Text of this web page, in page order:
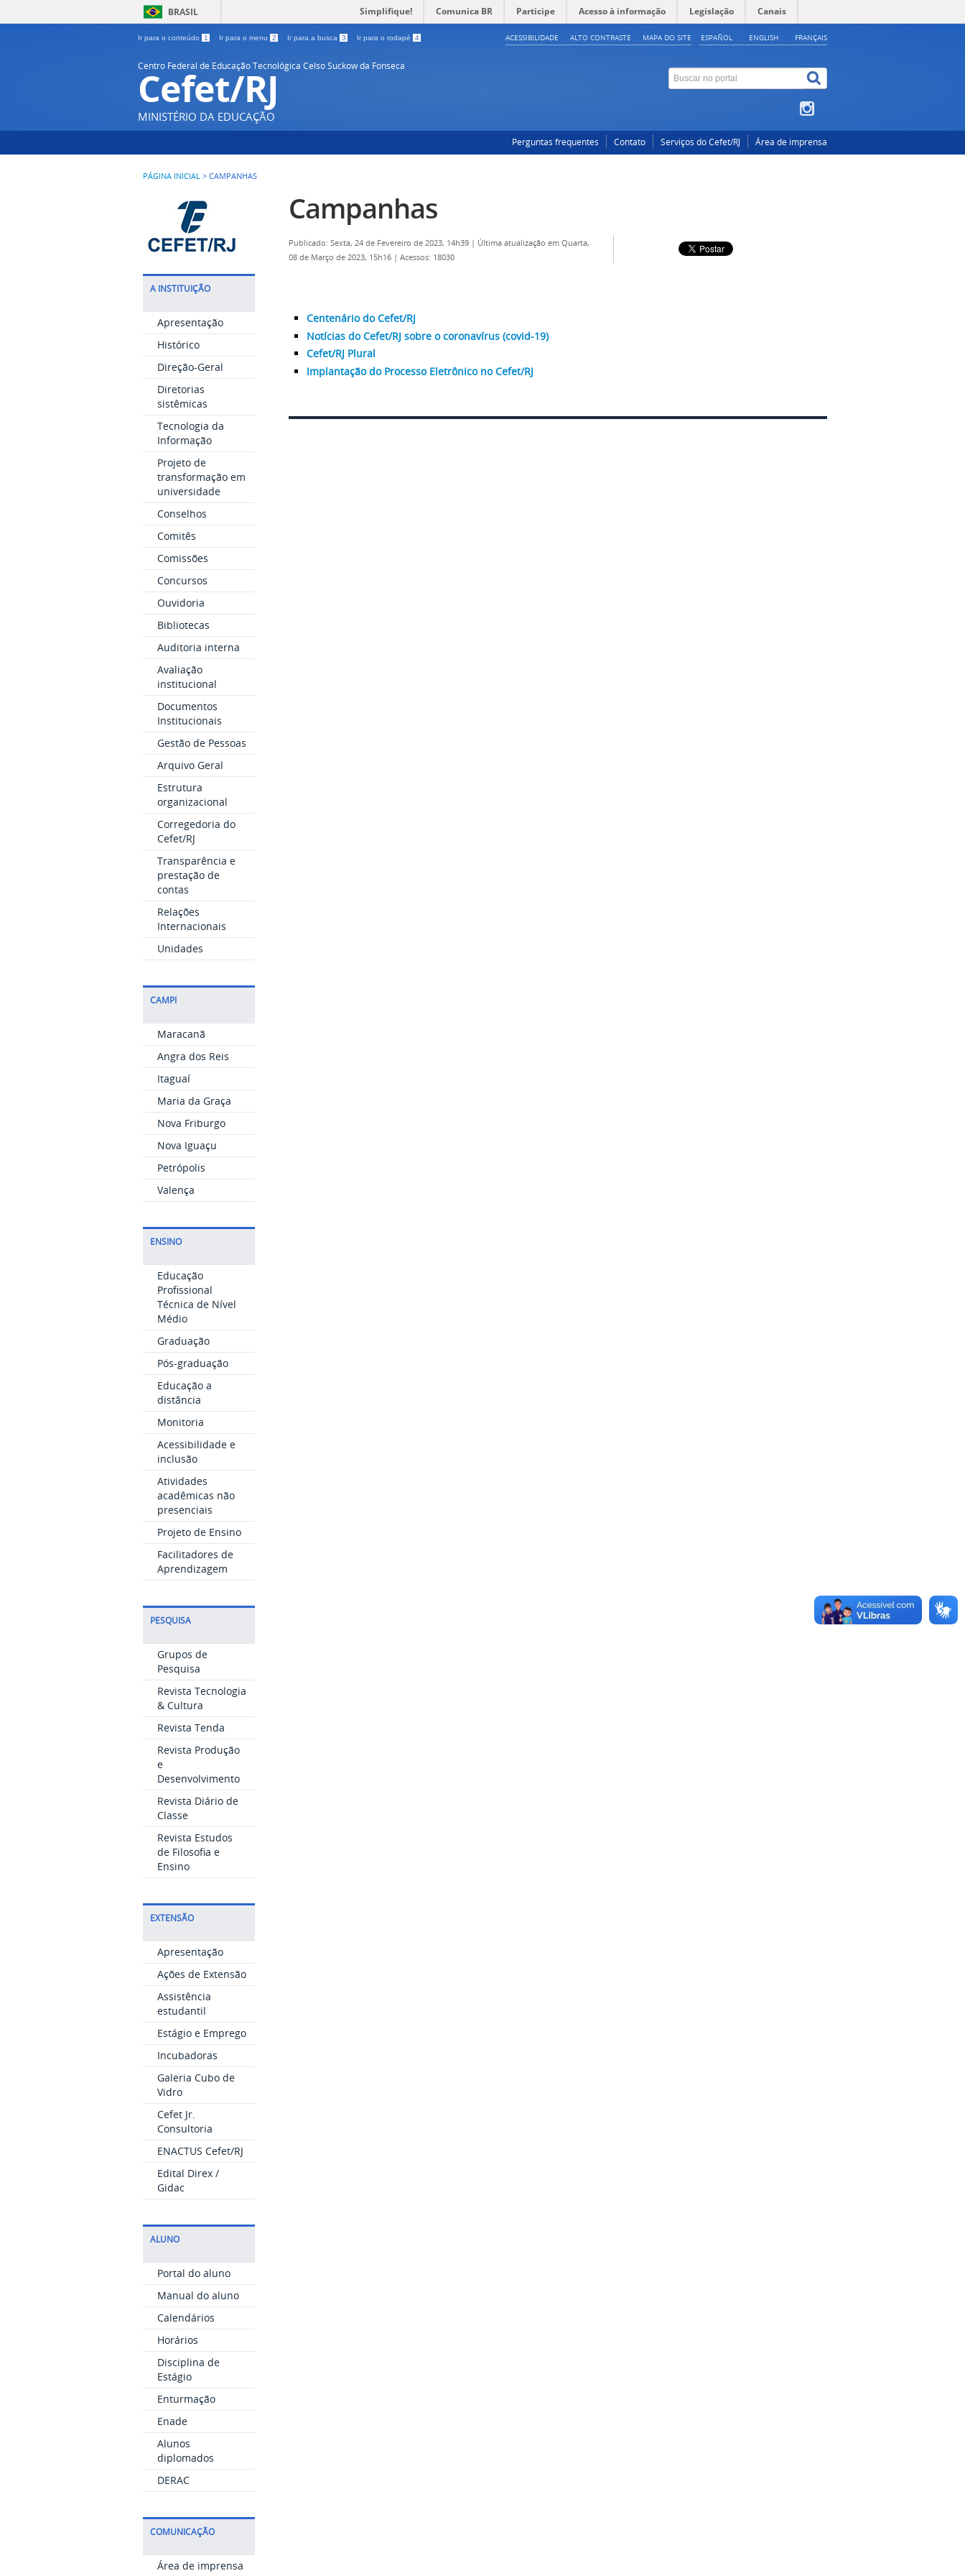
BRASIL Simplifique! Comunica BR Participe Acesso à informação Legislação Canais
Ir para o conteúdo 1 Ir para o menu 2 Ir para a busca 3 Ir para o rodapé 4 ESPAÑOL ENGLISH FRANÇAIS
ACESSIBILIDADE ALTO CONTRASTE MAPA DO SITE
Centro Federal de Educação Tecnológica Celso Suckow da Fonseca
Cefet/RJ
MINISTÉRIO DA EDUCAÇÃO
Perguntas frequentes Contato Serviços do Cefet/RJ Área de imprensa
PÁGINA INICIAL > CAMPANHAS
A INSTITUIÇÃO
Apresentação
Histórico
Direção-Geral
Diretorias
sistêmicas
Tecnologia da
Informação
Projeto de
transformação em
universidade
Conselhos
Comitês
Comissões
Concursos
Ouvidoria
Bibliotecas
Auditoria interna
Avaliação
institucional
Documentos
Institucionais
Gestão de Pessoas
Arquivo Geral
Estrutura
organizacional
Corregedoria do
Cefet/RJ
Transparência e
prestação de
contas
Relações
Internacionais
Unidades
CAMPI
Maracanã
Angra dos Reis
Itaguaí
Maria da Graça
Nova Friburgo
Nova Iguaçu
Petrópolis
Valença
ENSINO
Educação
Profissional
Técnica de Nível
Médio
Graduação
Pós-graduação
Educação a
distância
Monitoria
Acessibilidade e
inclusão
Atividades
acadêmicas não
presenciais
Projeto de Ensino
Facilitadores de
Aprendizagem
PESQUISA
Grupos de
Pesquisa
Revista Tecnologia
& Cultura
Revista Tenda
Revista Produção
e
Desenvolvimento
Revista Diário de
Classe
Revista Estudos
de Filosofia e
Ensino
EXTENSÃO
Apresentação
Ações de Extensão
Assistência
estudantil
Estágio e Emprego
Incubadoras
Galeria Cubo de
Vidro
Cefet Jr.
Consultoria
ENACTUS Cefet/RJ
Edital Direx /
Gidac
ALUNO
Portal do aluno
Manual do aluno
Calendários
Horários
Disciplina de
Estágio
Enturmação
Enade
Alunos
diplomados
DERAC
COMUNICAÇÃO
Área de imprensa
Campanhas
Publicado: Sexta, 24 de Fevereiro de 2023, 14h39 | Última atualização em Quarta,
08 de Março de 2023, 15h16 | Acessos: 18030
Centenário do Cefet/RJ
Notícias do Cefet/RJ sobre o coronavírus (covid-19)
Cefet/RJ Plural
Implantação do Processo Eletrônico no Cefet/RJ